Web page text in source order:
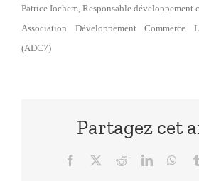
Patrice Iochem, Responsable développement
Association Développement Commerce
(ADC7)
Partagez cet
Facebook RedditLinkedIn